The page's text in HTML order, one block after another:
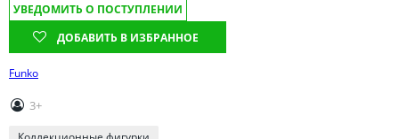
Тверская область
Томская область
Тюменская область
УВЕДОМИТЬ О ПОСТУПЛЕНИИ
ДОБАВИТЬ В ИЗБРАННОЕ
Funko
3+